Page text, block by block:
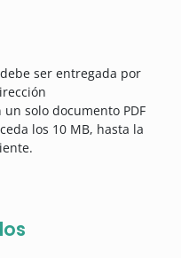
ser entregada por
solo documento PDF
los 10 MB, hasta la